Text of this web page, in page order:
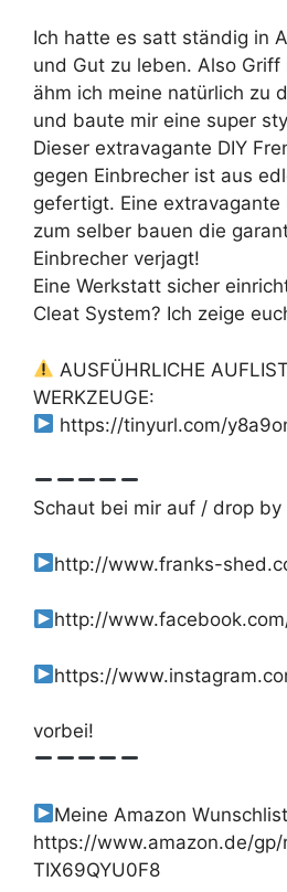
Ich hatte es satt ständig in
und Gut zu leben. Also
ähm ich meine natürlich zu
und baute mir eine super
Dieser extravagante DIY
gegen Einbrecher ist aus
gefertigt. Eine extravagante
zum selber bauen die
Einbrecher verjagt!
Eine Werkstatt sicher
Cleat System? Ich zeige
AUSFÜHRLICHE
WERKZEUGE:
https://tinyurl.com/
Schaut bei mir auf / drop by
http://www.franks-
http://
https://
vorbei!
Meine Amazon
https://www.amazon.de/
TIX69QYU0F8